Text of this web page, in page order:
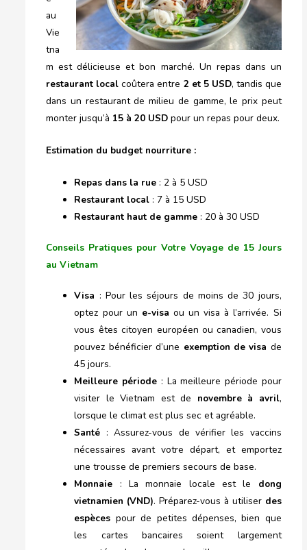
au
Vie
tna
m est délicieuse et bon marché. Un repas dans un
restaurant local coûtera entre 2 et 5 USD, tandis que
dans un restaurant de milieu de gamme, le prix peut
monter jusqu’à 15 à 20 USD pour un repas pour deux.
Estimation du budget nourriture :
Repas dans la rue : 2 à 5 USD
Restaurant local : 7 à 15 USD
Restaurant haut de gamme : 20 à 30 USD
Conseils Pratiques pour Votre Voyage de 15 Jours
au Vietnam
Visa : Pour les séjours de moins de 30 jours,
optez pour un e-visa ou un visa à l’arrivée. Si
vous êtes citoyen européen ou canadien, vous
pouvez bénéficier d’une exemption de visa de
45 jours.
Meilleure période : La meilleure période pour
visiter le Vietnam est de novembre à avril,
lorsque le climat est plus sec et agréable.
Santé : Assurez-vous de vérifier les vaccins
nécessaires avant votre départ, et emportez
une trousse de premiers secours de base.
Monnaie : La monnaie locale est le dong
vietnamien (VND). Préparez-vous à utiliser des
espèces pour de petites dépenses, bien que
les cartes bancaires soient largement